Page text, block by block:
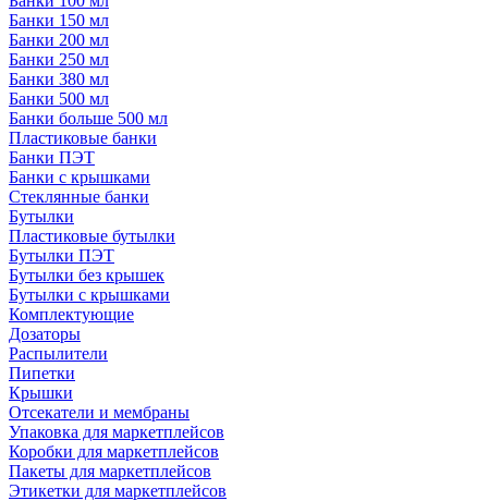
Банки 150 мл
Банки 200 мл
Банки 250 мл
Банки 380 мл
Банки 500 мл
Банки больше 500 мл
Пластиковые банки
Банки ПЭТ
Банки с крышками
Стеклянные банки
Бутылки
Пластиковые бутылки
Бутылки ПЭТ
Бутылки без крышек
Бутылки с крышками
Комплектующие
Дозаторы
Распылители
Пипетки
Крышки
Отсекатели и мембраны
Упаковка для маркетплейсов
Коробки для маркетплейсов
Пакеты для маркетплейсов
Этикетки для маркетплейсов